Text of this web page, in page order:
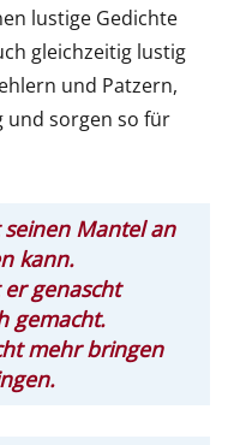
lustige Gedichte
gleichzeitig lustig
und Patzern,
und sorgen so für
Mantel an
kann.
genascht
gemacht.
mehr bringen